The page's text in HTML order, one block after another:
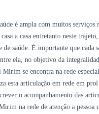
é ampla com muitos serviços
a casa entretanto neste
saúde. É importante que cada
ela, no objetivo da
se encontra na rede
esta articulação em rede em prol
o acompanhamento das
na rede de atenção a pessoa